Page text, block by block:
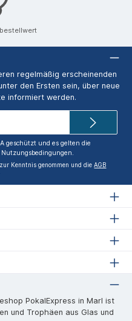
regelmäßig erscheinenden
den Ersten sein, über neue
informiert werden.
geschützt und es gelten die
Nutzungsbedingungen.
zur Kenntnis genommen und dieAGB
PokalExpress in Marl ist
und Trophäen aus Glas und